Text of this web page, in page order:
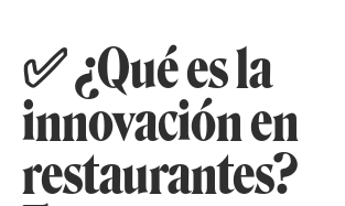
✅ ¿Qué es la
innovación en
restaurantes?